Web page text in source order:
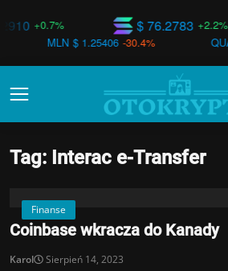
$ 76.2783 +2.2%
+0.7%
QUACK $
$ 1.25406 -30.4%
Tag: Interac e-Transfer
Finanse
Coinbase wkracza do Kanady
Karol Sierpień 14, 2023